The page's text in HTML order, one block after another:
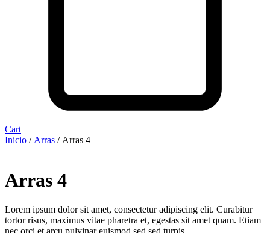
Cart
Inicio / Arras / Arras 4
Arras 4
Lorem ipsum dolor sit amet, consectetur adipiscing elit. Curabitur
tortor risus, maximus vitae pharetra et, egestas sit amet quam. Etiam